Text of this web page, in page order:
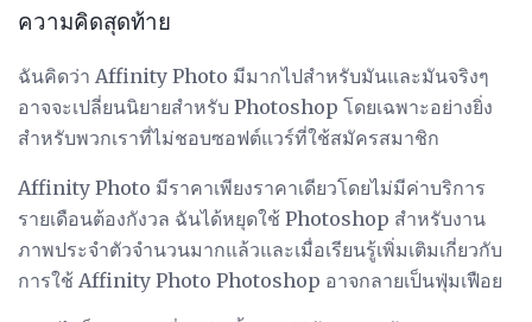
ความคิดสุดท้าย
ฉันคิดว่า Affinity Photo มีมากไปสำหรับมันและมันจริงๆ
อาจจะเปลี่ยนนิยายสำหรับ Photoshop โดยเฉพาะอย่างยิ่ง
สำหรับพวกเราที่ไม่ชอบซอฟต์แวร์ที่ใช้สมัครสมาชิก
Affinity Photo มีราคาเพียงราคาเดียวโดยไม่มีค่าบริการ
รายเดือนต้องกังวล ฉันได้หยุดใช้ Photoshop สำหรับงาน
ภาพประจำตัวจำนวนมากแล้วและเมื่อเรียนรู้เพิ่มเติมเกี่ยวกับ
การใช้ Affinity Photo Photoshop อาจกลายเป็นฟุ่มเฟือย